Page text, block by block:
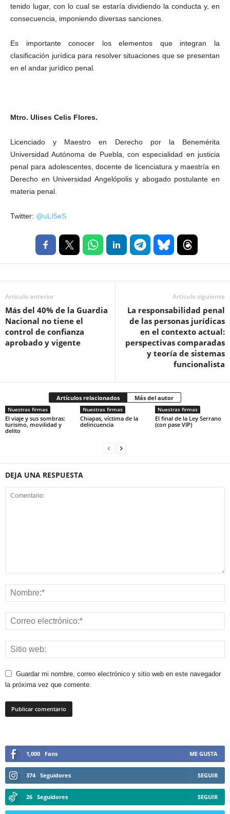
tenido lugar, con lo cual se estaría dividiendo la conducta y, en
consecuencia, imponiendo diversas sanciones.
Es importante conocer los elementos que integran la
clasificación jurídica para resolver situaciones que se presentan
en el andar jurídico penal.
Mtro. Ulises Celis Flores.
Licenciado y Maestro en Derecho por la Benemérita
Universidad Autónoma de Puebla, con especialidad en justicia
penal para adolescentes, docente de licenciatura y maestría en
Derecho en Universidad Angelópolis y abogado postulante en
materia penal.
Twitter: @uLI5eS
Artículo anterior
Más del 40% de la Guardia
Nacional no tiene el
control de confianza
aprobado y vigente
Artículo siguiente
La responsabilidad penal
de las personas jurídicas
en el contexto actual:
perspectivas comparadas
y teoría de sistemas
funcionalista
Artículos relacionados Más del autor
Nuestras firmas
El viaje y sus sombras:
turismo, movilidad y
delito
Nuestras firmas
Chiapas, víctima de la
delincuencia
Nuestras firmas
El final de la Ley Serrano
(con pase VIP)
DEJA UNA RESPUESTA
Guardar mi nombre, correo electrónico y sitio web en este navegador
la próxima vez que comente.
1,000 Fans ME GUSTA
374 Seguidores SEGUIR
26 Seguidores SEGUIR